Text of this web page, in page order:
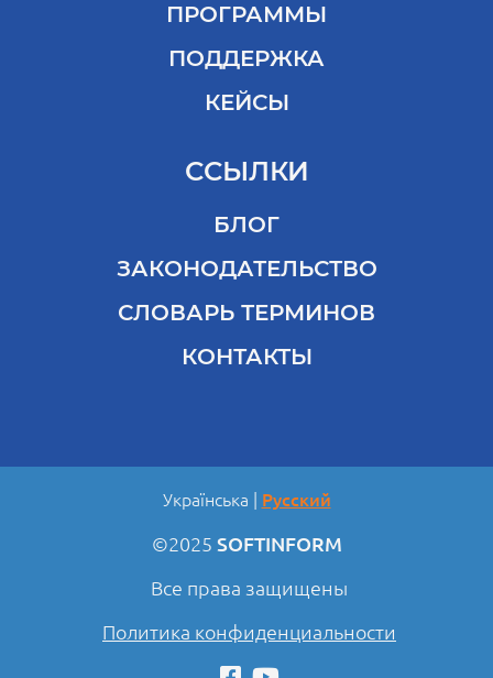
ПРОГРАММЫ
ПОДДЕРЖКА
КЕЙСЫ
ССЫЛКИ
БЛОГ
ЗАКОНОДАТЕЛЬСТВО
СЛОВАРЬ ТЕРМИНОВ
КОНТАКТЫ
Українська Русский
©2025 SOFTINFORM
Все права защищены
Политика конфиденциальности